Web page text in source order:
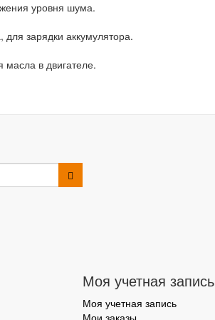
уровня шума.
для зарядки аккумулятора.
масла в двигателе.
Моя учетная запись
Моя учетная запись
Мои заказы